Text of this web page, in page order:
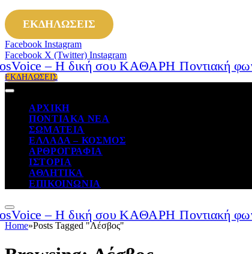
ΕΚΔΗΛΩΣΕΙΣ
Facebook Instagram
Facebook X (Twitter) Instagram
ΕΚΔΗΛΩΣΕΙΣ
ΑΡΧΙΚΗ
ΠΟΝΤΙΑΚΑ ΝΕΑ
ΣΩΜΑΤΕΙΑ
ΕΛΛΑΔΑ – ΚΟΣΜΟΣ
ΑΡΘΡΟΓΡΑΦΙΑ
ΙΣΤΟΡΙΑ
ΑΘΛΗΤΙΚΑ
ΕΠΙΚΟΙΝΩΝΙΑ
Home»Posts Tagged "Λέσβος"